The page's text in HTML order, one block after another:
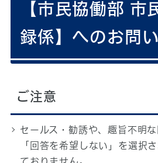
【市民協働部 市
録係】へのお問
ご注意
セールス・勧誘や、趣旨不明
「回答を希望しない」を選択